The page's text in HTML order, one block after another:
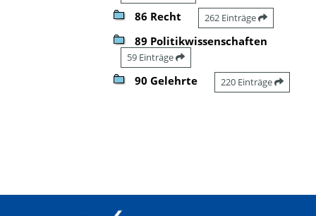
86 Recht 262 Einträge
89 Politikwissenschaften
59 Einträge
90 Gelehrte 220 Einträge